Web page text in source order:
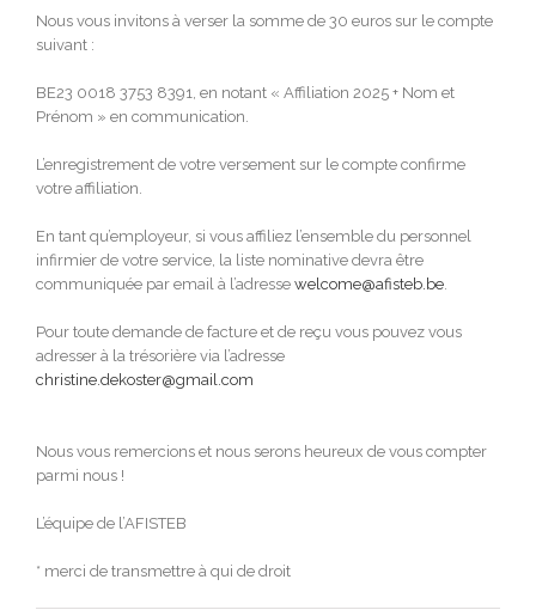
Nous vous invitons à verser la somme de 30 euros sur le compte
suivant :
BE23 0018 3753 8391, en notant « Affiliation 2025 + Nom et
Prénom » en communication.
L’enregistrement de votre versement sur le compte confirme
votre affiliation.
En tant qu’employeur, si vous affiliez l’ensemble du personnel
infirmier de votre service, la liste nominative devra être
communiquée par email à l’adresse welcome@afisteb.be.
Pour toute demande de facture et de reçu vous pouvez vous
adresser à la trésorière via l’adresse
christine.dekoster@gmail.com
Nous vous remercions et nous serons heureux de vous compter
parmi nous !
L’équipe de l’AFISTEB
* merci de transmettre à qui de droit